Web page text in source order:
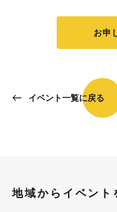
お申
イベント一覧に戻る
地域からイベント